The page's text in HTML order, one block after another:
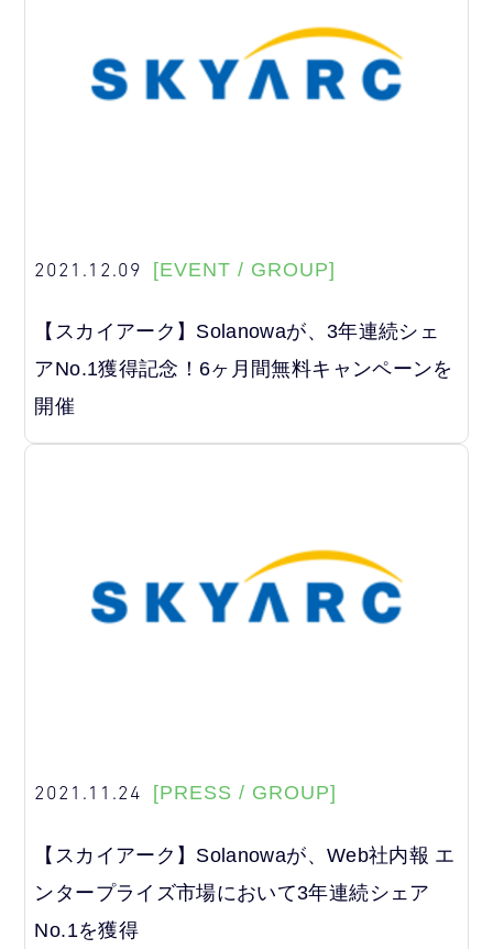
2021.12.09 [EVENT / GROUP]
【スカイアーク】Solanowaが、3年連続シェ
アNo.1獲得記念！6ヶ月間無料キャンペーンを
開催
2021.11.24 [PRESS / GROUP]
【スカイアーク】Solanowaが、Web社内報 エ
ンタープライズ市場において3年連続シェア
No.1を獲得